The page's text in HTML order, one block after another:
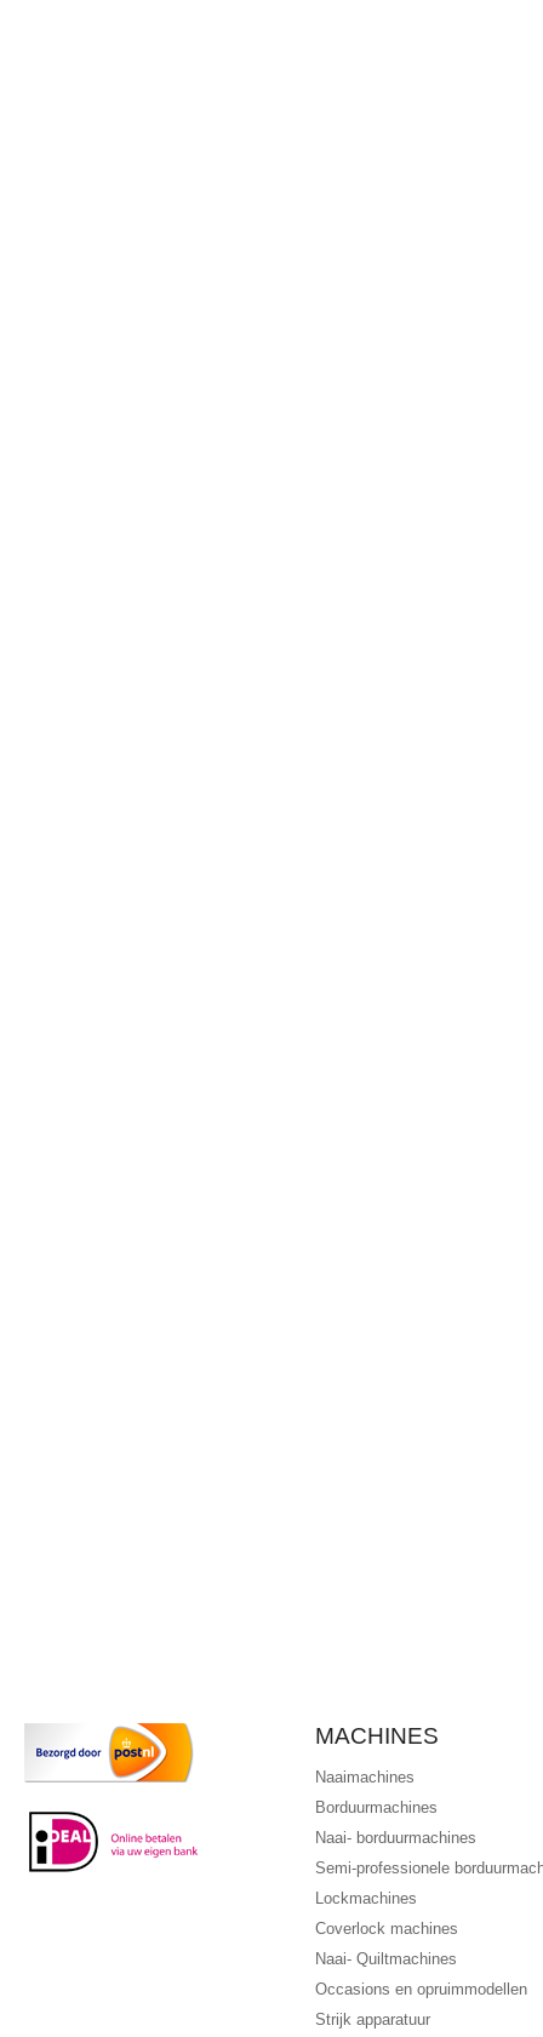
MACHINES
Naaimachines
Borduurmachines
Naai- borduurmachines
Semi-professionele
Lockmachines
Coverlock machines
Naai- Quiltmachines
Occasions en opruimmodellen
Strijk apparatuur